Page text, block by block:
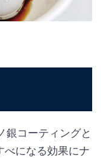
銀コーティングと
になる効果にナ